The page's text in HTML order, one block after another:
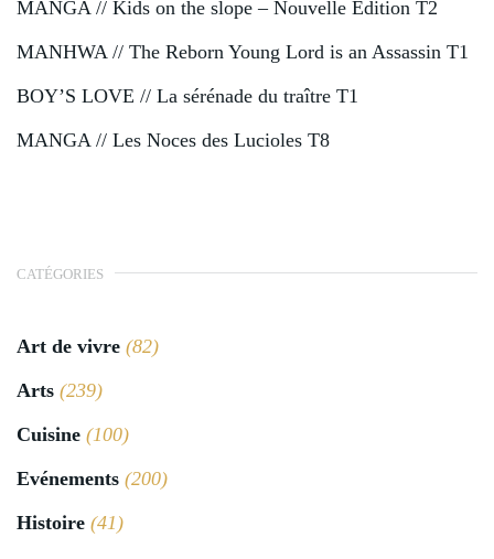
MANGA // Kids on the slope – Nouvelle Édition T2
MANHWA // The Reborn Young Lord is an Assassin T1
BOY’S LOVE // La sérénade du traître T1
MANGA // Les Noces des Lucioles T8
CATÉGORIES
Art de vivre (82)
Arts (239)
Cuisine (100)
Evénements (200)
Histoire (41)